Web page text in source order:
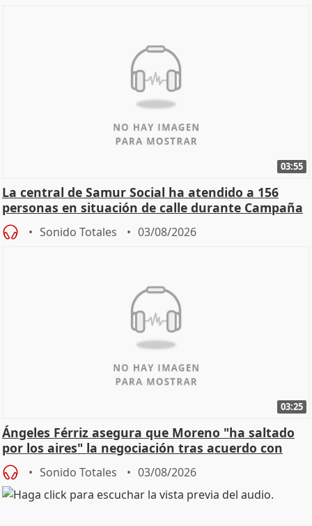
03:55
La central de Samur Social ha atendido a 156
personas en situación de calle durante Campaña
de Calor
Sonido Totales 03/08/2026
03:25
Ángeles Férriz asegura que Moreno "ha saltado
por los aires" la negociación tras acuerdo con
SMA
Sonido Totales 03/08/2026